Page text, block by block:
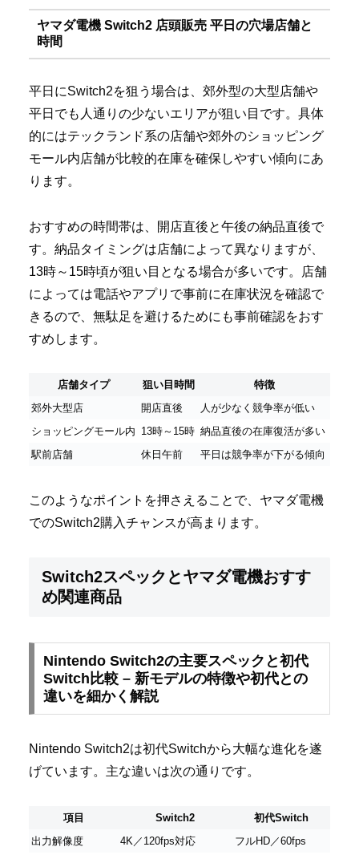
ヤマダ電機 Switch2 店頭販売 平日の穴場店舗と
時間
平日にSwitch2を狙う場合は、郊外型の大型店舗や
平日でも人通りの少ないエリアが狙い目です。具体
的にはテックランド系の店舗や郊外のショッピング
モール内店舗が比較的在庫を確保しやすい傾向にあ
ります。
おすすめの時間帯は、開店直後と午後の納品直後で
す。納品タイミングは店舗によって異なりますが、
13時～15時頃が狙い目となる場合が多いです。店舗
によっては電話やアプリで事前に在庫状況を確認で
きるので、無駄足を避けるためにも事前確認をおす
すめします。
店舗タイプ 狙い目時間
特徴
郊外大型店
開店直後
人が少なく競争率が低い
ショッピングモール内 13時～15時 納品直後の在庫復活が多い
駅前店舗
休日午前 平日は競争率が下がる傾向
このようなポイントを押さえることで、ヤマダ電機
でのSwitch2購入チャンスが高まります。
Switch2スペックとヤマダ電機おすす
め関連商品
Nintendo Switch2の主要スペックと初代
Switch比較 – 新モデルの特徴や初代との
違いを細かく解説
Nintendo Switch2は初代Switchから大幅な進化を遂
げています。主な違いは次の通りです。
項目 Switch2
初代Switch
出力解像度
4K／120fps対応
フルHD／60fps